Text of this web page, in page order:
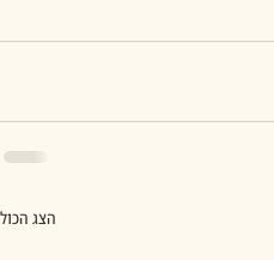
הצג הכול